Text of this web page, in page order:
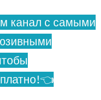
канал с самыми